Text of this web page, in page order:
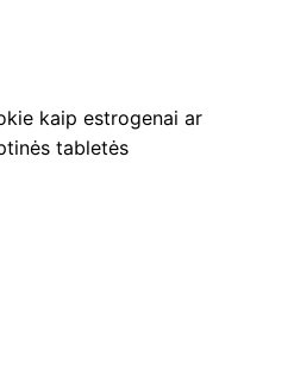
kaip estrogenai ar
tabletės